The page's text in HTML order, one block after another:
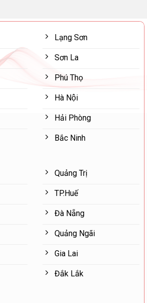
Lạng Sơn
Sơn La
Phú Thọ
Hà Nội
Hải Phòng
Bắc Ninh
Quảng Trị
TP.Huế
Đà Nẵng
Quảng Ngãi
Gia Lai
Đắk Lắk